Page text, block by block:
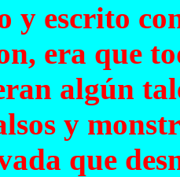
y escrito
era que
algún
y
que